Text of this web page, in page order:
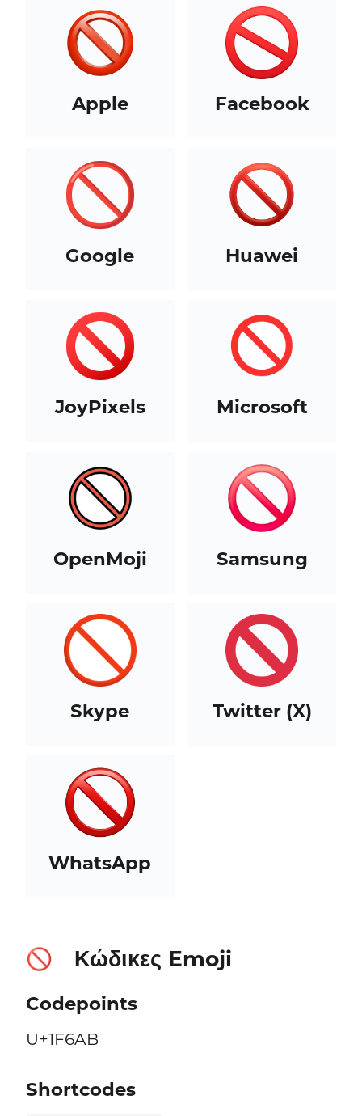
Apple Facebook
Google Huawei
JoyPixels Microsoft
OpenMoji Samsung
Skype Twitter (X)
WhatsApp
🚫 Κώδικες Emoji
Codepoints
U+1F6AB
Shortcodes